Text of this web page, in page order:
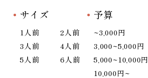
サイズ
1人前
2人前
3人前
4人前
5人前
6人前
予算
~3,000円
3,000~5,000円
5,000~10,000円
10,000円~